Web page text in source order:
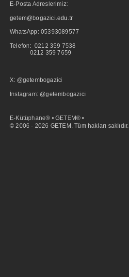
E-Posta Adreslerimiz:
getem@bogazici.edu.tr
WhatsApp: 05393089577
Telefon: 0212 359 7538
0212 359 7659
X: @getembogazici
İnstagram: @getembogazici
E-Kütüphane® • GETEM® •
© 2006 - 2026 GETEM. Tüm hakları saklıdır.